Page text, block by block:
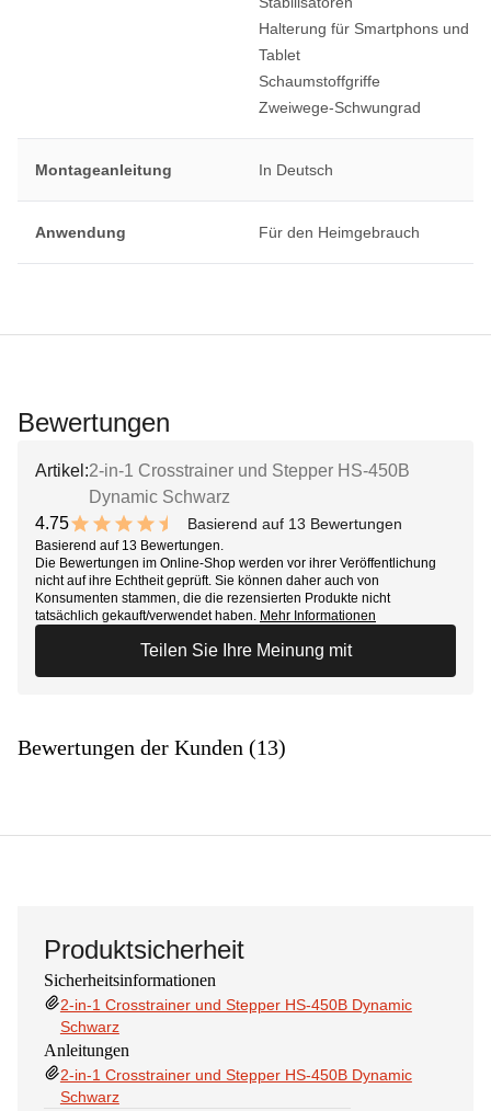
Halterung für Smartphons und
Tablet
Schaumstoffgriffe
Zweiwege-Schwungrad
Montageanleitung In Deutsch
Anwendung Für den Heimgebrauch
Bewertungen
Artikel:2-in-1 Crosstrainer und Stepper HS-450B
Dynamic Schwarz
4.75
9.5 out of 10 stars
Basierend auf 13 Bewertungen
Basierend auf 13 Bewertungen.
Die Bewertungen im Online-Shop werden vor ihrer Veröffentlichung
nicht auf ihre Echtheit geprüft. Sie können daher auch von
Konsumenten stammen, die die rezensierten Produkte nicht
tatsächlich gekauft/verwendet haben. Mehr Informationen
Teilen Sie Ihre Meinung mit
Bewertungen der Kunden (13)
Produktsicherheit
Sicherheitsinformationen
2-in-1 Crosstrainer und Stepper HS-450B Dynamic
Schwarz
Anleitungen
2-in-1 Crosstrainer und Stepper HS-450B Dynamic
Schwarz